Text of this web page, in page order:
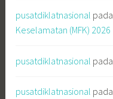
pusatdiklatnasional pada
Keselamatan (MFK) 2026
pusatdiklatnasional pada
pusatdiklatnasional pada